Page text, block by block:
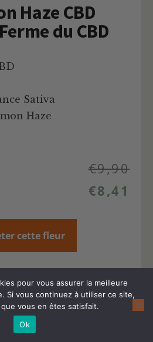
Haze CBD
du CBD
Sativa
Haze
€9,90
€8,41
cette fleur
pour vous assurer la meilleure
Si vous continuez à utiliser ce site,
vous en êtes satisfait.
Ok